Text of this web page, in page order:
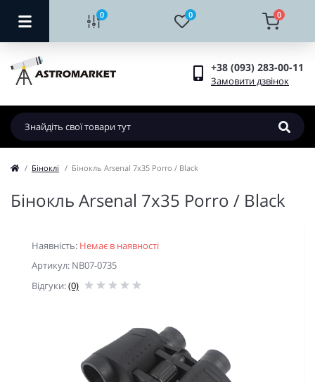
0 0 0
+38 (093) 283-00-11
Замовити дзвінок
Біноклі Бінокль Arsenal 7x35 Porro / Black
Бінокль Arsenal 7x35 Porro / Black
Наявність: Немає в наявності
Артикул: NB07-0735
Відгуки:(0)